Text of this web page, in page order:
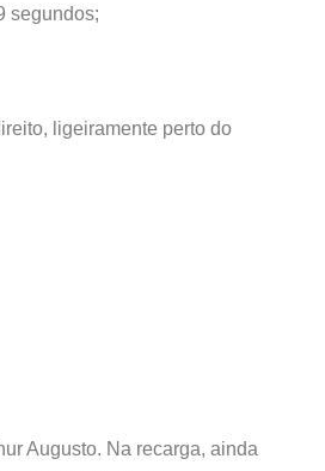
segundos;
ligeiramente perto do
Augusto. Na recarga, ainda